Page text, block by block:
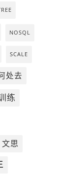
NOSQL
SCALE
处去
练
文思